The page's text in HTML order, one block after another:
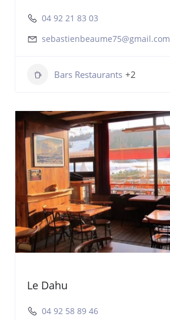
04 92 21 83 03
sebastienbeaume75@gmail.com
Bars Restaurants +2
Le Dahu
04 92 58 89 46